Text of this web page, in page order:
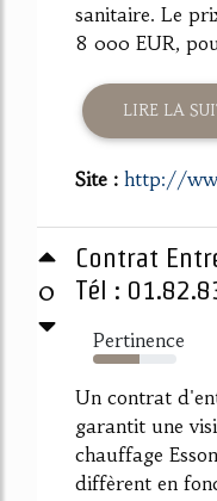
sanitaire. Le
8 000 EUR,
LIRE LA
Site : http://
0
Contrat
Tél :
Pertinence
55%
Un contrat
garantit une
chauffage
diffèrent en